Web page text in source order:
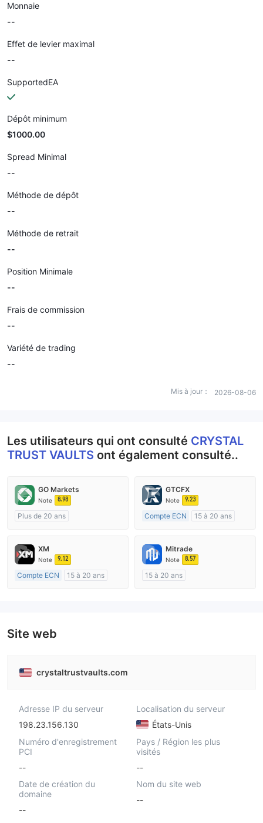
Monnaie
--
Effet de levier maximal
--
SupportedEA
Dépôt minimum
$1000.00
Spread Minimal
--
Méthode de dépôt
--
Méthode de retrait
--
Position Minimale
--
Frais de commission
--
Variété de trading
--
Mis à jour： 2026-08-06
Les utilisateurs qui ont consulté CRYSTAL
TRUST VAULTS ont également consulté..
GO Markets
Note 8.98
Plus de 20 ans
Market Making (MM)
cTrader
GTCFX
Note 9.23
Compte ECN
15 à 20 ans
Market Making (MM)
Etiquette principale MT4
XM
Note 9.12
Compte ECN
15 à 20 ans
Mitrade
Note 8.57
15 à 20 ans
Site web
crystaltrustvaults.com
Adresse IP du serveur
198.23.156.130
Localisation du serveur
États-Unis
Numéro d'enregistrement
PCI
--
Pays / Région les plus
visités
--
Date de création du
domaine
--
Nom du site web
--